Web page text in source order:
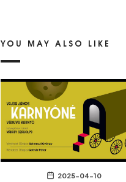
YOU MAY ALSO LIKE
2025-04-10